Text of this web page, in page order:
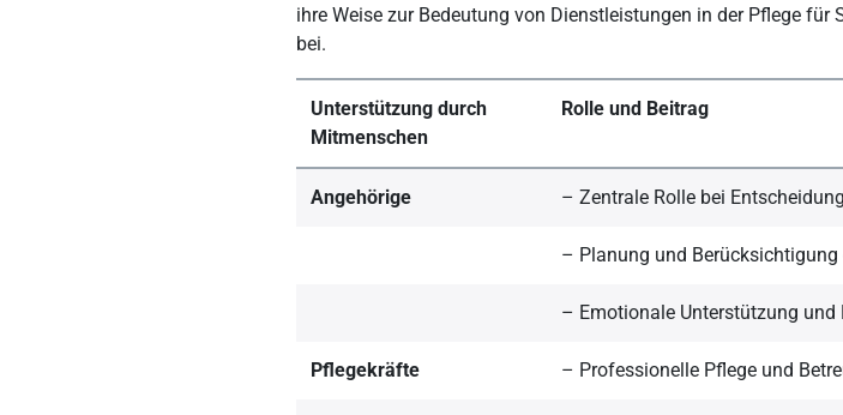
ihre Weise zur Bedeutung von Dienstleistungen in der Pflege
bei.
Unterstützung durch
Mitmenschen
Rolle und Beitrag
Angehörige – Zentrale Rolle bei
– Planung und
– Emotionale Unterstützung
Pflegekräfte – Professionelle Pflege und